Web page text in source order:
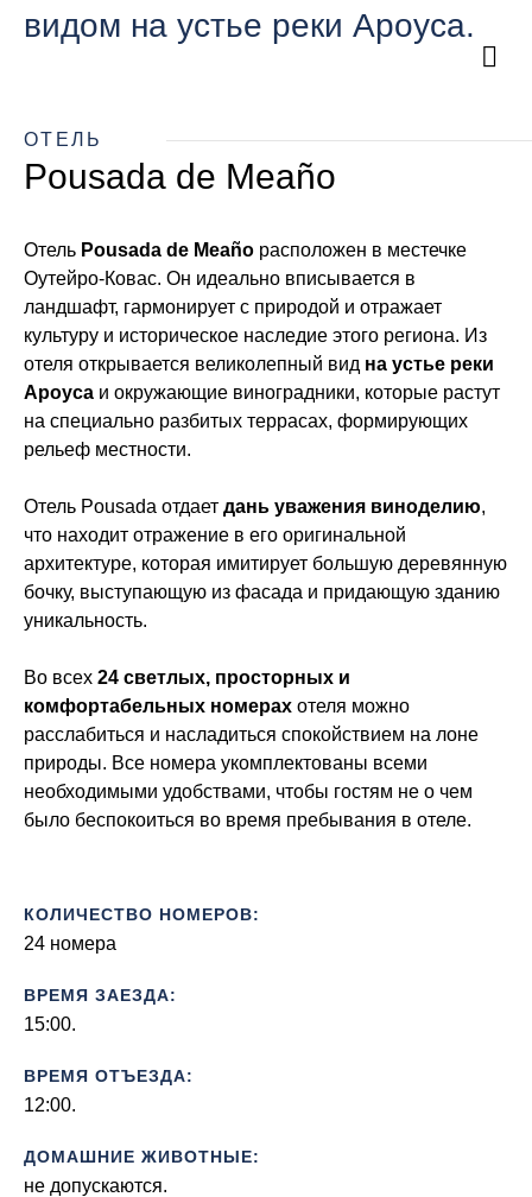
видом на устье реки Ароуса.
ОТЕЛЬ
Pousada de Meaño
Отель Pousada de Meaño расположен в местечке
Оутейро-Ковас. Он идеально вписывается в
ландшафт, гармонирует с природой и отражает
культуру и историческое наследие этого региона. Из
отеля открывается великолепный вид на устье реки
Ароуса и окружающие виноградники, которые растут
на специально разбитых террасах, формирующих
рельеф местности.
Отель Pousada отдает дань уважения виноделию,
что находит отражение в его оригинальной
архитектуре, которая имитирует большую деревянную
бочку, выступающую из фасада и придающую зданию
уникальность.
Во всех 24 светлых, просторных и
комфортабельных номерах отеля можно
расслабиться и насладиться спокойствием на лоне
природы. Все номера укомплектованы всеми
необходимыми удобствами, чтобы гостям не о чем
было беспокоиться во время пребывания в отеле.
КОЛИЧЕСТВО НОМЕРОВ:
24 номера
ВРЕМЯ ЗАЕЗДА:
15:00.
ВРЕМЯ ОТЪЕЗДА:
12:00.
ДОМАШНИЕ ЖИВОТНЫЕ:
не допускаются.